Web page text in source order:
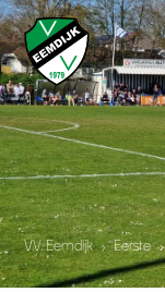
V.V. Eemdijk › Eerste